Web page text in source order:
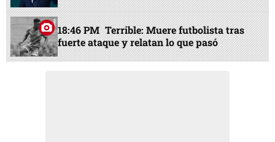
18:46 PM Terrible: Muere futbolista tras
fuerte ataque y relatan lo que pasó